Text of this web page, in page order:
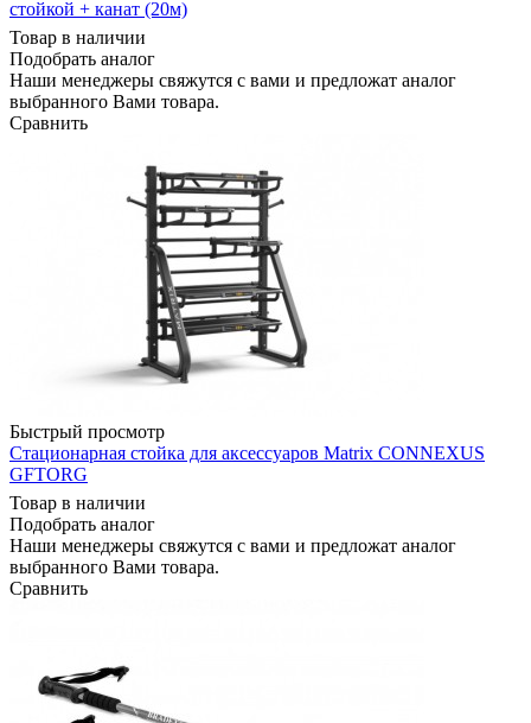
стойкой + канат (20м)
Товар в наличии
Подобрать аналог
Наши менеджеры свяжутся с вами и предложат аналог
выбранного Вами товара.
Сравнить
Быстрый просмотр
Стационарная стойка для аксессуаров Matrix CONNEXUS
GFTORG
Товар в наличии
Подобрать аналог
Наши менеджеры свяжутся с вами и предложат аналог
выбранного Вами товара.
Сравнить